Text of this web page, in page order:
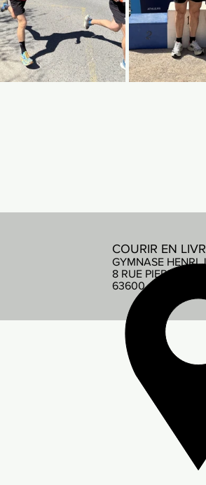
COURIR EN
GYMNASE HENRI
8 RUE PIERRE DE
63600 AMBERT